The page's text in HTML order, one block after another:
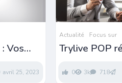
Vos
avril 25, 2023
Actualité Focus sur
Trylive POP
0 3k 718